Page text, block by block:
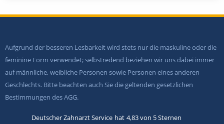
Aufgrund der besseren Lesbarkeit wird stets nur die maskuline oder die
feminine Form verwendet; selbstredend beziehen wir uns dabei immer
auf männliche, weibliche Personen sowie Personen eines anderen
Geschlechts. Bitte beachten auch Sie die geltenden gesetzlichen
Bestimmungen des AGG.
Deutscher Zahnarzt Service hat 4,83von 5Sternen